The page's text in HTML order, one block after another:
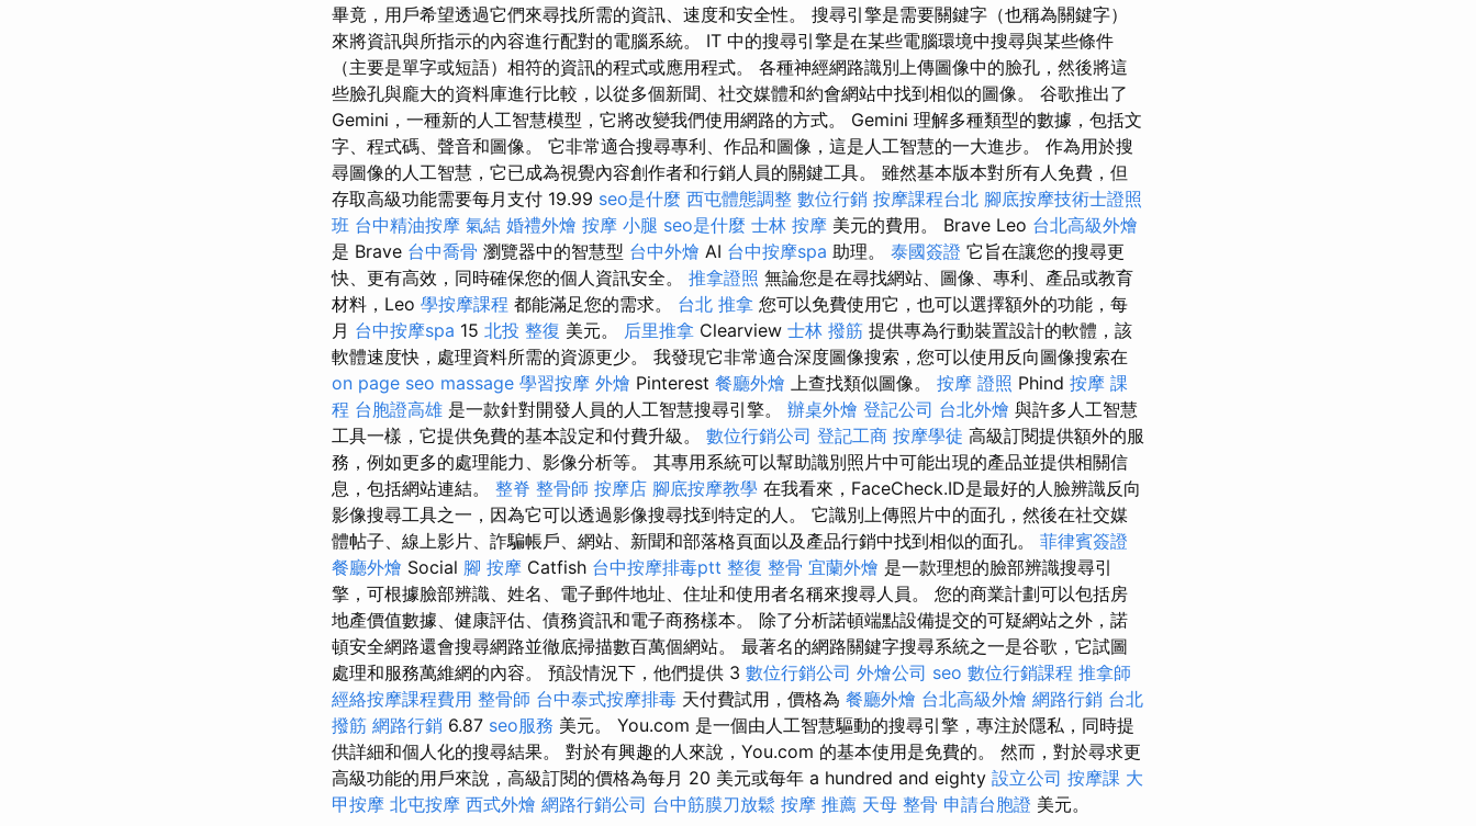
畢竟，用戶希望透過它們來尋找所需的資訊、速度和安全性。 搜尋引擎是需要關鍵字（也稱為關鍵字）
來將資訊與所指示的內容進行配對的電腦系統。 IT 中的搜尋引擎是在某些電腦環境中搜尋與某些條件
（主要是單字或短語）相符的資訊的程式或應用程式。 各種神經網路識別上傳圖像中的臉孔，然後將這
些臉孔與龐大的資料庫進行比較，以從多個新聞、社交媒體和約會網站中找到相似的圖像。 谷歌推出了
Gemini，一種新的人工智慧模型，它將改變我們使用網路的方式。 Gemini 理解多種類型的數據，包括文
字、程式碼、聲音和圖像。 它非常適合搜尋專利、作品和圖像，這是人工智慧的一大進步。 作為用於搜
尋圖像的人工智慧，它已成為視覺內容創作者和行銷人員的關鍵工具。 雖然基本版本對所有人免費，但
存取高級功能需要每月支付 19.99 seo是什麼 西屯體態調整 數位行銷 按摩課程台北 腳底按摩技術士證照
班 台中精油按摩 氣結 婚禮外燴 按摩 小腿 seo是什麼 士林 按摩 美元的費用。 Brave Leo 台北高級外燴
是 Brave 台中喬骨 瀏覽器中的智慧型 台中外燴 AI 台中按摩spa 助理。 泰國簽證 它旨在讓您的搜尋更
快、更有高效，同時確保您的個人資訊安全。 推拿證照 無論您是在尋找網站、圖像、專利、產品或教育
材料，Leo 學按摩課程 都能滿足您的需求。 台北 推拿 您可以免費使用它，也可以選擇額外的功能，每
月 台中按摩spa 15 北投 整復 美元。 后里推拿 Clearview 士林 撥筋 提供專為行動裝置設計的軟體，該
軟體速度快，處理資料所需的資源更少。 我發現它非常適合深度圖像搜索，您可以使用反向圖像搜索在
on page seo massage 學習按摩 外燴 Pinterest 餐廳外燴 上查找類似圖像。 按摩 證照 Phind 按摩 課
程 台胞證高雄 是一款針對開發人員的人工智慧搜尋引擎。 辦桌外燴 登記公司 台北外燴 與許多人工智慧
工具一樣，它提供免費的基本設定和付費升級。 數位行銷公司 登記工商 按摩學徒 高級訂閱提供額外的服
務，例如更多的處理能力、影像分析等。 其專用系統可以幫助識別照片中可能出現的產品並提供相關信
息，包括網站連結。 整脊 整骨師 按摩店 腳底按摩教學 在我看來，FaceCheck.ID是最好的人臉辨識反向
影像搜尋工具之一，因為它可以透過影像搜尋找到特定的人。 它識別上傳照片中的面孔，然後在社交媒
體帖子、線上影片、詐騙帳戶、網站、新聞和部落格頁面以及產品行銷中找到相似的面孔。 菲律賓簽證
餐廳外燴 Social 腳 按摩 Catfish 台中按摩排毒ptt 整復 整骨 宜蘭外燴 是一款理想的臉部辨識搜尋引
擎，可根據臉部辨識、姓名、電子郵件地址、住址和使用者名稱來搜尋人員。 您的商業計劃可以包括房
地產價值數據、健康評估、債務資訊和電子商務樣本。 除了分析諾頓端點設備提交的可疑網站之外，諾
頓安全網路還會搜尋網路並徹底掃描數百萬個網站。 最著名的網路關鍵字搜尋系統之一是谷歌，它試圖
處理和服務萬維網的內容。 預設情況下，他們提供 3 數位行銷公司 外燴公司 seo 數位行銷課程 推拿師
經絡按摩課程費用 整骨師 台中泰式按摩排毒 天付費試用，價格為 餐廳外燴 台北高級外燴 網路行銷 台北
撥筋 網路行銷 6.87 seo服務 美元。 You.com 是一個由人工智慧驅動的搜尋引擎，專注於隱私，同時提
供詳細和個人化的搜尋結果。 對於有興趣的人來說，You.com 的基本使用是免費的。 然而，對於尋求更
高級功能的用戶來說，高級訂閱的價格為每月 20 美元或每年 a hundred and eighty 設立公司 按摩課 大
甲按摩 北屯按摩 西式外燴 網路行銷公司 台中筋膜刀放鬆 按摩 推薦 天母 整骨 申請台胞證 美元。